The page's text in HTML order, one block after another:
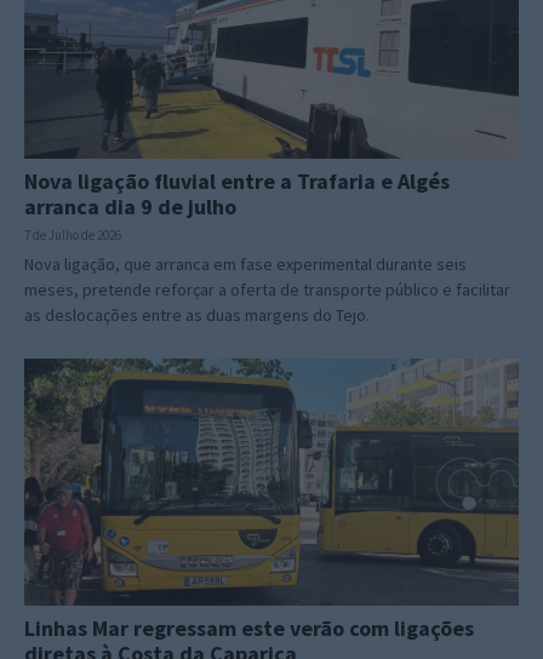
Nova ligação fluvial entre a Trafaria e Algés
arranca dia 9 de julho
7 de Julho de 2026
Nova ligação, que arranca em fase experimental durante seis
meses, pretende reforçar a oferta de transporte público e facilitar
as deslocações entre as duas margens do Tejo.
Linhas Mar regressam este verão com ligações